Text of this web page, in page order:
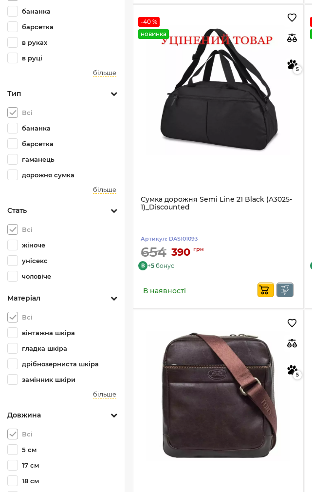
бананка
барсетка
в руках
в руці
більше
Тип
Всі
бананка
барсетка
гаманець
дорожня сумка
більше
Стать
Всі
жіноче
унісекс
чоловіче
Матеріал
Всі
вінтажна шкіра
гладка шкіра
дрібнозерниста шкіра
замінник шкіри
більше
Довжина
Всі
5 см
17 см
18 см
-40 %
новинка
5
Сумка дорожня Semi Line 21 Black (A3025-
1)_Discounted
Артикул: DAS101093
654 390 грн
B +5 бонус
В наявності
5